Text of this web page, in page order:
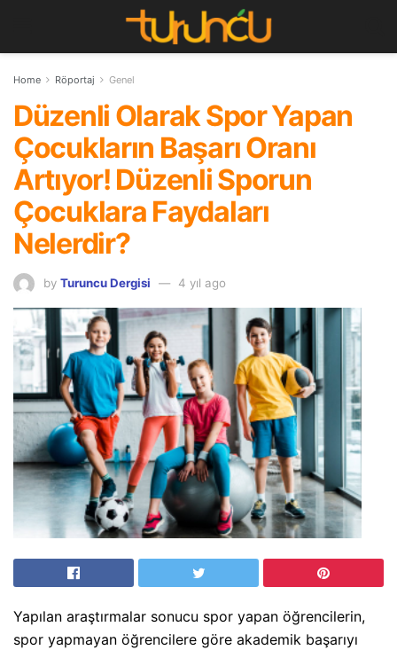
Home Röportaj Genel
Düzenli Olarak Spor Yapan
Çocukların Başarı Oranı
Artıyor! Düzenli Sporun
Çocuklara Faydaları
Nelerdir?
by Turuncu Dergisi 4 yıl ago
Yapılan araştırmalar sonucu spor yapan öğrencilerin,
spor yapmayan öğrencilere göre akademik başarıyı